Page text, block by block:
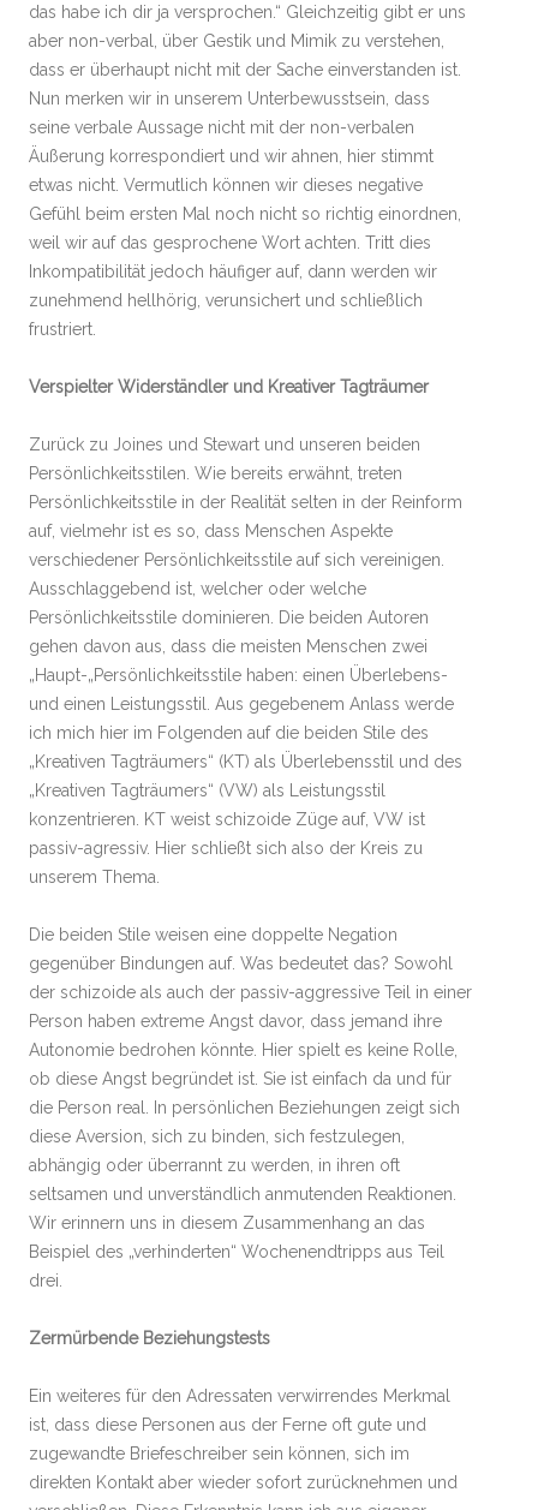
das habe ich dir ja versprochen.“ Gleichzeitig gibt er uns
aber non-verbal, über Gestik und Mimik zu verstehen,
dass er überhaupt nicht mit der Sache einverstanden ist.
Nun merken wir in unserem Unterbewusstsein, dass
seine verbale Aussage nicht mit der non-verbalen
Äußerung korrespondiert und wir ahnen, hier stimmt
etwas nicht. Vermutlich können wir dieses negative
Gefühl beim ersten Mal noch nicht so richtig einordnen,
weil wir auf das gesprochene Wort achten. Tritt dies
Inkompatibilität jedoch häufiger auf, dann werden wir
zunehmend hellhörig, verunsichert und schließlich
frustriert.
Verspielter Widerständler und Kreativer Tagträumer
Zurück zu Joines und Stewart und unseren beiden
Persönlichkeitsstilen. Wie bereits erwähnt, treten
Persönlichkeitsstile in der Realität selten in der Reinform
auf, vielmehr ist es so, dass Menschen Aspekte
verschiedener Persönlichkeitsstile auf sich vereinigen.
Ausschlaggebend ist, welcher oder welche
Persönlichkeitsstile dominieren. Die beiden Autoren
gehen davon aus, dass die meisten Menschen zwei
„Haupt-„Persönlichkeitsstile haben: einen Überlebens-
und einen Leistungsstil. Aus gegebenem Anlass werde
ich mich hier im Folgenden auf die beiden Stile des
„Kreativen Tagträumers“ (KT) als Überlebensstil und des
„Kreativen Tagträumers“ (VW) als Leistungsstil
konzentrieren. KT weist schizoide Züge auf, VW ist
passiv-agressiv. Hier schließt sich also der Kreis zu
unserem Thema.
Die beiden Stile weisen eine doppelte Negation
gegenüber Bindungen auf. Was bedeutet das? Sowohl
der schizoide als auch der passiv-aggressive Teil in einer
Person haben extreme Angst davor, dass jemand ihre
Autonomie bedrohen könnte. Hier spielt es keine Rolle,
ob diese Angst begründet ist. Sie ist einfach da und für
die Person real. In persönlichen Beziehungen zeigt sich
diese Aversion, sich zu binden, sich festzulegen,
abhängig oder überrannt zu werden, in ihren oft
seltsamen und unverständlich anmutenden Reaktionen.
Wir erinnern uns in diesem Zusammenhang an das
Beispiel des „verhinderten“ Wochenendtripps aus Teil
drei.
Zermürbende Beziehungstests
Ein weiteres für den Adressaten verwirrendes Merkmal
ist, dass diese Personen aus der Ferne oft gute und
zugewandte Briefeschreiber sein können, sich im
direkten Kontakt aber wieder sofort zurücknehmen und